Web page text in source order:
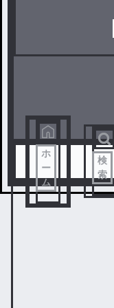
ホ
ー
ム
検
索